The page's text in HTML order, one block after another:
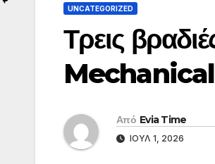
UNCATEGORIZED
Τρεις
Mechanical
Από Evia Time
ΙΟΎΛ 1, 2026